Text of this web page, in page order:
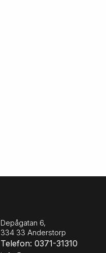
Depågatan 6,
334 33 Anderstorp
Telefon: 0371-31310